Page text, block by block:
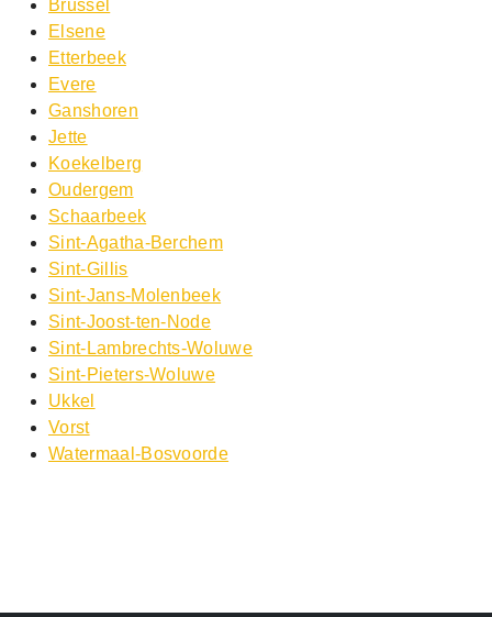
Brussel
Elsene
Etterbeek
Evere
Ganshoren
Jette
Koekelberg
Oudergem
Schaarbeek
Sint-Agatha-Berchem
Sint-Gillis
Sint-Jans-Molenbeek
Sint-Joost-ten-Node
Sint-Lambrechts-Woluwe
Sint-Pieters-Woluwe
Ukkel
Vorst
Watermaal-Bosvoorde